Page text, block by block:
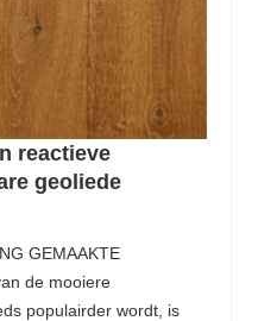
reactieve
geoliede
GEMAAKTE
de mooiere
populairder wordt, is